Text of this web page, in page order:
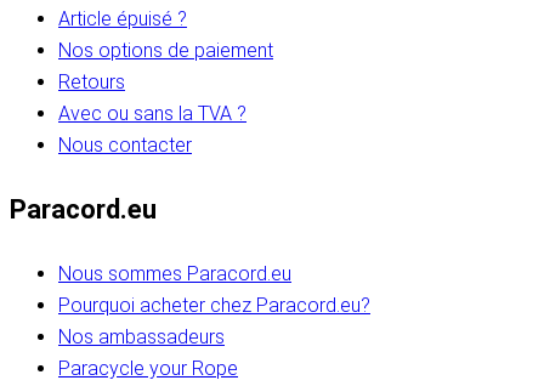
Article épuisé ?
Nos options de paiement
Retours
Avec ou sans la TVA ?
Nous contacter
Paracord.eu
Nous sommes Paracord.eu
Pourquoi acheter chez Paracord.eu?
Nos ambassadeurs
Paracycle your Rope